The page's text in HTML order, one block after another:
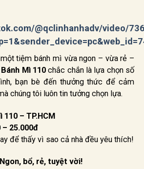
@qclinhanhadv/video/
tiệm bánh mì vừa ngon – vừa rẻ –
Bánh Mì 110 chắc chắn là lựa chọn số
bạn bè đến thưởng thức để cảm
chúng tôi luôn tin tưởng chọn lựa.
110 – TP.HCM
– 25.000đ
để thấy vì sao cả nhà đều yêu thích!
bổ, rẻ, tuyệt vời!